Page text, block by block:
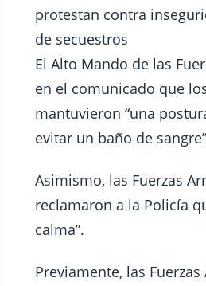
protestan contra
de secuestros
El Alto Mando de las
en el comunicado que
mantuvieron “una
evitar un baño de
Asimismo, las Fuerzas
reclamaron a la Policía
calma”.
Previamente, las Fuerzas